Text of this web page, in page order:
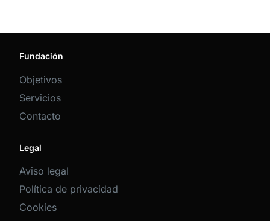
Fundación
Objetivos
Servicios
Contacto
Legal
Aviso legal
Política de privacidad
Cookies